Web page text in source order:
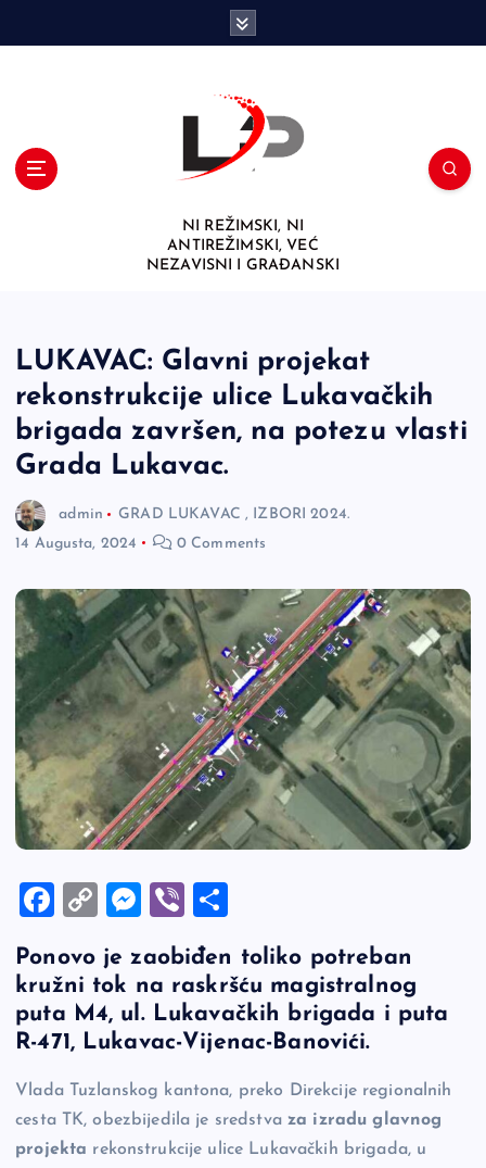
NI REŽIMSKI, NI
ANTIREŽIMSKI, VEĆ
NEZAVISNI I GRAĐANSKI
LUKAVAC: Glavni projekat
rekonstrukcije ulice Lukavačkih
brigada završen, na potezu vlasti
Grada Lukavac.
admin GRAD LUKAVAC , IZBORI 2024.
14 Augusta, 2024
0 Comments
F
c
e
b
o
o
k
C
p
y
Li
n
k
M
se
n
g
er
Vi
er ar
e
Ponovo je zaobiđen toliko potreban
kružni tok na raskršću magistralnog
puta M4, ul. Lukavačkih brigada i puta
R-471, Lukavac-Vijenac-Banovići.
Vlada Tuzlanskog kantona, preko Direkcije regionalnih
cesta TK, obezbijedila je sredstvaza izradu glavnog
projekta rekonstrukcije ulice Lukavačkih brigada, u